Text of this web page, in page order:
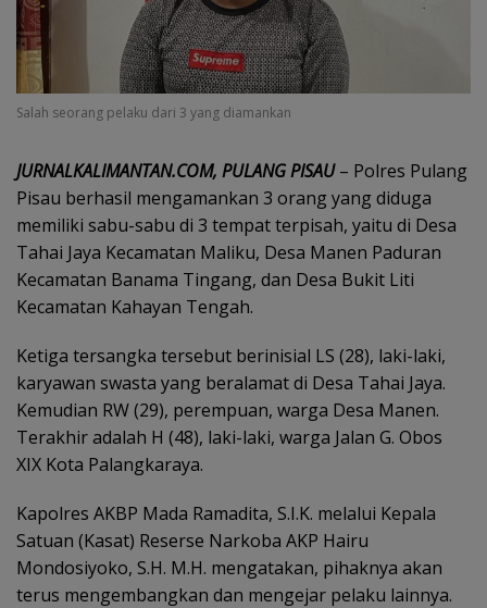
Salah seorang pelaku dari 3 yang diamankan
JURNALKALIMANTAN.COM, PULANG PISAU– Polres Pulang
Pisau berhasil mengamankan 3 orang yang diduga
memiliki sabu-sabu di 3 tempat terpisah, yaitu di Desa
Tahai Jaya Kecamatan Maliku, Desa Manen Paduran
Kecamatan Banama Tingang, dan Desa Bukit Liti
Kecamatan Kahayan Tengah.
Ketiga tersangka tersebut berinisial LS (28), laki-laki,
karyawan swasta yang beralamat di Desa Tahai Jaya.
Kemudian RW (29), perempuan, warga Desa Manen.
Terakhir adalah H (48), laki-laki, warga Jalan G. Obos
XIX Kota Palangkaraya.
Kapolres AKBP Mada Ramadita, S.I.K. melalui Kepala
Satuan (Kasat) Reserse Narkoba AKP Hairu
Mondosiyoko, S.H. M.H. mengatakan, pihaknya akan
terus mengembangkan dan mengejar pelaku lainnya.